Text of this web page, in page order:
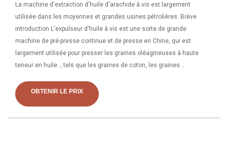
La machine d'extraction d'huile d'arachide à vis est largement
utilisée dans les moyennes et grandes usines pétrolières. Brève
introduction L'expulseur d'huile à vis est une sorte de grande
machine de pré-presse continue et de presse en Chine, qui est
largement utilisée pour presser les graines oléagineuses à haute
teneur en huile. , tels que les graines de coton, les graines
cet ensemble complet de machines d'extraction d'huile d'arachide
(presse à vis), vous pouvez facilement surmonter les problèmes
OBTENIR LE PRIX